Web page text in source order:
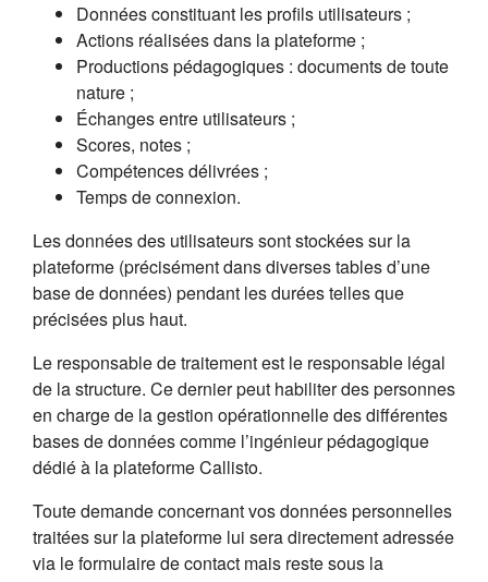
Données constituant les profils utilisateurs ;
Actions réalisées dans la plateforme ;
Productions pédagogiques : documents de toute
nature ;
Échanges entre utilisateurs ;
Scores, notes ;
Compétences délivrées ;
Temps de connexion.
Les données des utilisateurs sont stockées sur la
plateforme (précisément dans diverses tables d’une
base de données) pendant les durées telles que
précisées plus haut.
Le responsable de traitement est le responsable légal
de la structure. Ce dernier peut habiliter des personnes
en charge de la gestion opérationnelle des différentes
bases de données comme l’ingénieur pédagogique
dédié à la plateforme Callisto.
Toute demande concernant vos données personnelles
traitées sur la plateforme lui sera directement adressée
via le formulaire de contact mais reste sous la